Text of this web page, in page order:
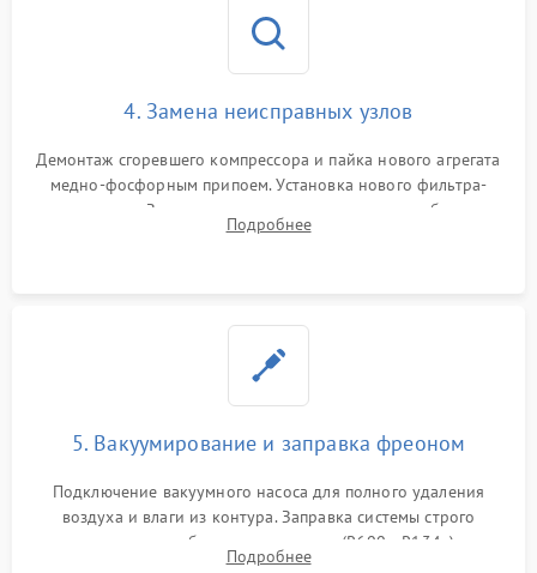
4. Замена неисправных узлов
Демонтаж сгоревшего компрессора и пайка нового агрегата
медно-фосфорным припоем. Установка нового фильтра-
осушителя. Замена изношенных вентиляторов обдува,
сломанных заслонок или поврежденных дверных петель.
Подробнее
5. Вакуумирование и заправка фреоном
Подключение вакуумного насоса для полного удаления
воздуха и влаги из контура. Заправка системы строго
дозированным объемом хладагента (R600a, R134a) по
электронным весам. Контроль рабочего давления в системе.
Подробнее